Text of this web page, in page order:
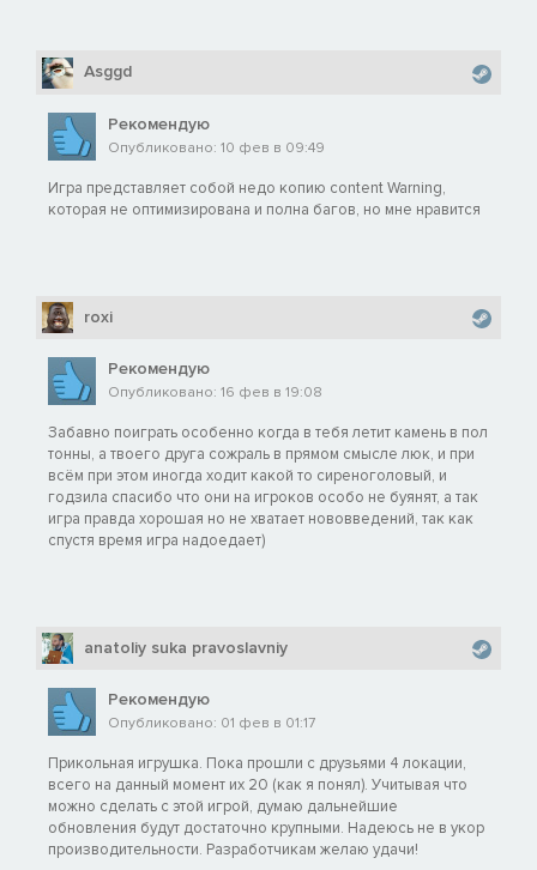
Asggd
Рекомендую
Опубликовано: 10 фев в 09:49
Игра представляет собой недо копию content Warning,
которая не оптимизирована и полна багов, но мне нравится
roxi
Рекомендую
Опубликовано: 16 фев в 19:08
Забавно поиграть особенно когда в тебя летит камень в пол
тонны, а твоего друга сожраль в прямом смысле люк, и при
всём при этом иногда ходит какой то сиреноголовый, и
годзила спасибо что они на игроков особо не буянят, а так
игра правда хорошая но не хватает нововведений, так как
спустя время игра надоедает)
anatoliy suka pravoslavniy
Рекомендую
Опубликовано: 01 фев в 01:17
Прикольная игрушка. Пока прошли с друзьями 4 локации,
всего на данный момент их 20 (как я понял). Учитывая что
можно сделать с этой игрой, думаю дальнейшие
обновления будут достаточно крупными. Надеюсь не в укор
производительности. Разработчикам желаю удачи!